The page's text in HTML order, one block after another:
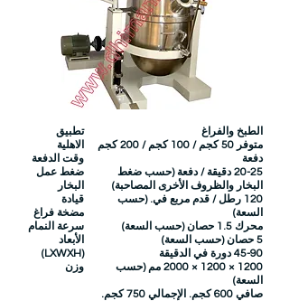
تطبيق
الاهلية
وقت الدفعة
ضغط عمل
البخار
قيادة
مضخة فراغ
سرعة النمام
الأبعاد
(LXWXH)
وزن
الطبخ والفراغ
متوفر 50 كجم / 100 كجم / 200 كجم
دفعة
20-25 دقيقة / دفعة
(حسب ضغط
البخار والظروف الأخرى المصاحبة)
120 رطل / قدم مربع في. (حسب
السعة)
محرك 1.5 حصان (حسب السعة)
5 حصان (حسب السعة)
45-90 دورة في الدقيقة
1200 × 1200 × 2000 مم (حسب
السعة)
صافي 600 كجم. الإجمالي 750 كجم.